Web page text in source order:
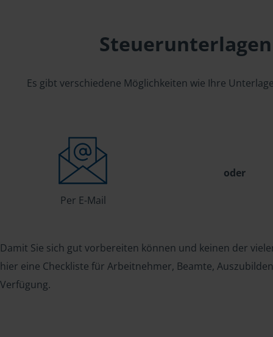
Es gibt verschiedene Möglichkeiten wie Ihre
Per E-Mail
oder
Damit Sie sich gut vorbereiten können und keinen der
hier eine Checkliste für Arbeitnehmer, Beamte,
Verfügung.